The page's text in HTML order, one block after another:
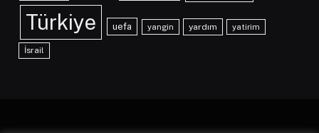
Türkiye uefa yangin yardım yatirim
İsrail